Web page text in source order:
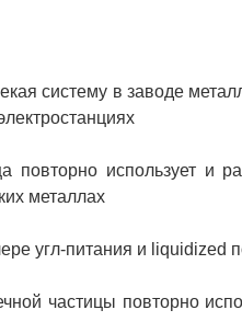
систему в заводе
повторно использует и
металлах
угл-питания и liquidized
частицы повторно